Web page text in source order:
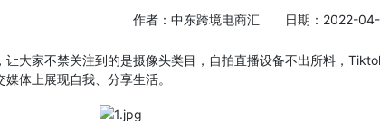
作者：中东跨境电商汇 日期：2022-
大家不禁关注到的是摄像头类目，自拍直播设备不出所料，
体上展现自我、分享生活。